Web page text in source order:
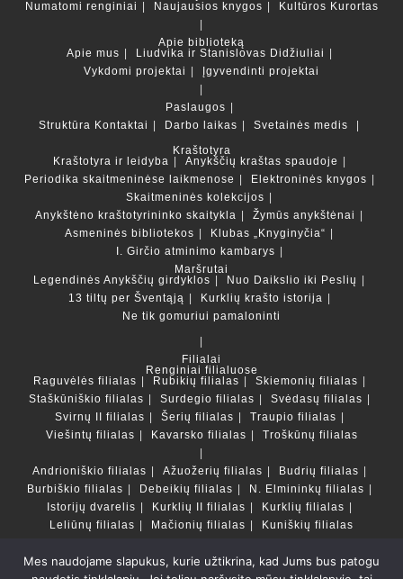
Numatomi renginiai
Naujausios knygos Kultūros Kurortas
Apie biblioteką
Apie mus
Liudvika ir Stanislovas Didžiuliai
Vykdomi projektai
Įgyvendinti projektai
Paslaugos
Struktūra Kontaktai Darbo laikas
Svetainės medis
Kraštotyra
Kraštotyra ir leidyba
Anykščių kraštas spaudoje
Periodika skaitmeninėse laikmenose
Elektroninės knygos
Skaitmeninės kolekcijos
Anykštėno kraštotyrininko skaitykla
Žymūs anykštėnai
Asmeninės bibliotekos
Klubas „Knyginyčia“
I. Girčio atminimo kambarys
Maršrutai
Legendinės Anykščių girdyklos
Nuo Daikslio iki Peslių
13 tiltų per Šventąją
Kurklių krašto istorija
Ne tik gomuriui pamaloninti
Filialai
Renginiai filialuose
Raguvėlės filialas
Rubikių filialas
Skiemonių filialas
Staškūniškio filialas
Surdegio filialas
Svėdasų filialas
Svirnų II filialas
Šerių filialas
Traupio filialas
Viešintų filialas
Kavarsko filialas Troškūnų filialas
Andrioniškio filialas Ažuožerių filialas
Budrių filialas
Burbiškio filialas
Debeikių filialas
N. Elmininkų filialas
Istorijų dvarelis
Kurklių II filialas
Kurklių filialas
Leliūnų filialas
Mačionių filialas Kuniškių filialas
Duomenų bazės ir katalogai
Mes naudojame slapukus, kurie užtikrina, kad Jums bus patogu